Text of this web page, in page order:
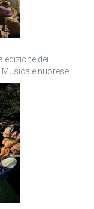
edizione dei
Musicale nuorese